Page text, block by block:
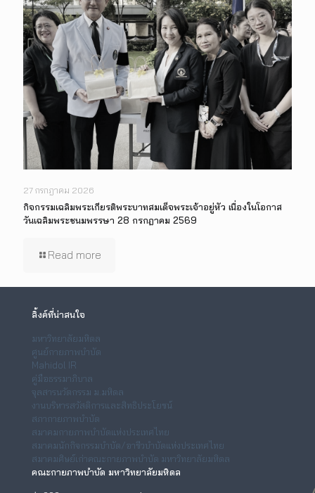
27 กรกฎาคม 2026
กิจกรรมเฉลิมพระเกียรติพระบาทสมเด็จพระเจ้าอยู่หัว เนื่องในโอกาส
วันเฉลิมพระชนมพรรษา 28 กรกฎาคม 2569
Read more
ลิ้งค์ที่น่าสนใจ
มหาวิทยาลัยมหิดล
ศูนย์กายภาพบำบัด
Mahidol IR
คู่มือธรรมาภิบาล
จุลสารนวัตกรรม ม.มหิดล
งานบริหารสวัสดิการและสิทธิประโยชน์
สภากายภาพบำบัด
สมาคมกายภาพบำบัดแห่งประเทศไทย
สมาคมนักกิจกรรมบำบัด/อาชีวบำบัดแห่งประเทศไทย
สมาคมศิษย์เก่าคณะกายภาพบำบัด มหาวิทยาลัยมหิดล
คณะกายภาพบำบัด มหาวิทยาลัยมหิดล